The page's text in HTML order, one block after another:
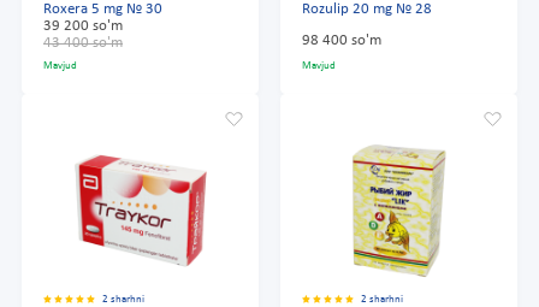
Roxera 5 mg № 30
39 200 so'm
43 400 so'm
Mavjud
Rozulip 20 mg № 28
98 400 so'm
Mavjud
2 sharhni 2 sharhni